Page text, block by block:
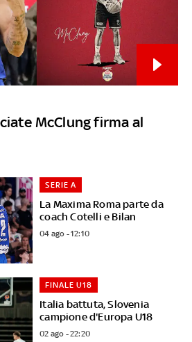
McClung firma al
La Maxima Roma parte da
coach Cotelli e Bilan
SERIE A
04 ago - 12:10
Italia battuta, Slovenia
campione d'Europa U18
FINALE U18
02 ago - 22:20